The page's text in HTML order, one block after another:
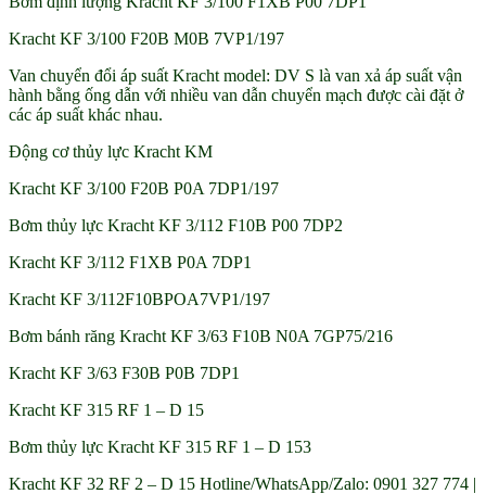
Kracht KF 3/100 F20B M0B 7VP1/197
Van chuyển đổi áp suất Kracht model: DV S là van xả áp suất vận
hành bằng ống dẫn với nhiều van dẫn chuyển mạch được cài đặt ở
các áp suất khác nhau.
Động cơ thủy lực Kracht KM
Kracht KF 3/100 F20B P0A 7DP1/197
Bơm thủy lực Kracht KF 3/112 F10B P00 7DP2
Kracht KF 3/112 F1XB P0A 7DP1
Kracht KF 3/112F10BPOA7VP1/197
Bơm bánh răng Kracht KF 3/63 F10B N0A 7GP75/216
Kracht KF 3/63 F30B P0B 7DP1
Kracht KF 315 RF 1 – D 15
Bơm thủy lực Kracht KF 315 RF 1 – D 153
Kracht KF 32 RF 2 – D 15 Hotline/WhatsApp/Zalo: 0901 327 774 |